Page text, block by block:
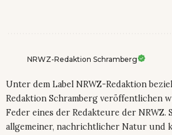
NRWZ-Redaktion Schramberg
Unter dem Label NRWZ-Redaktion
Redaktion Schramberg veröffentlichen
Feder eines der Redakteure der NRWZ.
allgemeiner, nachrichtlicher Natur und